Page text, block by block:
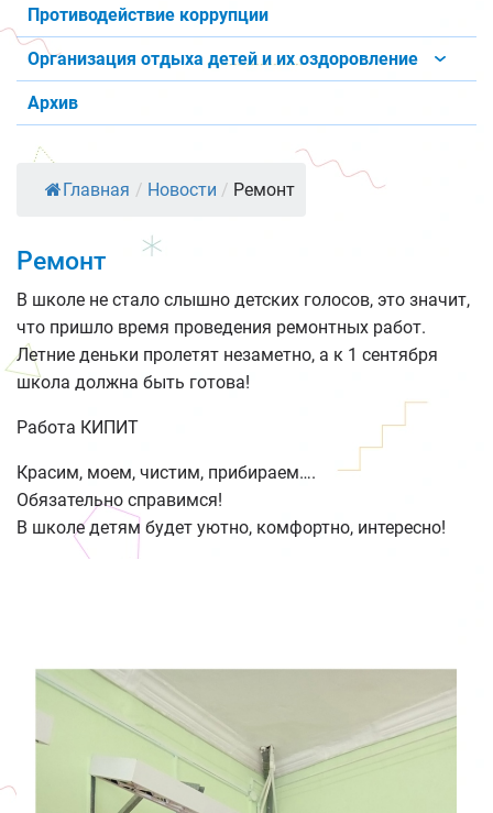
Противодействие коррупции
Организация отдыха детей и их оздоровление
Архив
Главная / Новости / Ремонт
Ремонт
В школе не стало слышно детских голосов, это значит,
что пришло время проведения ремонтных работ.
Летние деньки пролетят незаметно, а к 1 сентября
школа должна быть готова!
Работа КИПИТ
Красим, моем, чистим, прибираем….
Обязательно справимся!
В школе детям будет уютно, комфортно, интересно!